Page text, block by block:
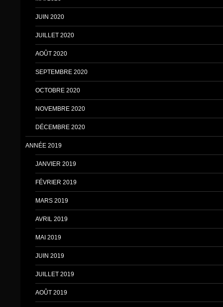
JUIN 2020
JUILLET 2020
AOÛT 2020
SEPTEMBRE 2020
OCTOBRE 2020
NOVEMBRE 2020
DÉCEMBRE 2020
ANNÉE 2019
JANVIER 2019
FÉVRIER 2019
MARS 2019
AVRIL 2019
MAI 2019
JUIN 2019
JUILLET 2019
AOÛT 2019